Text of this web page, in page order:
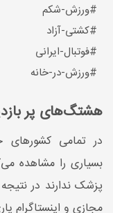
#ورزش-شکم
#کشتی-آزاد
#فوتبال-ایرانی
#ورزش-در-خانه
هشتگ‌های پر
در تمامی کشورهای
بسیاری را مشاهده
پزشک ندارند در
مجازی و اینستاگرام